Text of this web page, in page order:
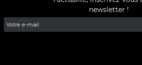
newsletter !